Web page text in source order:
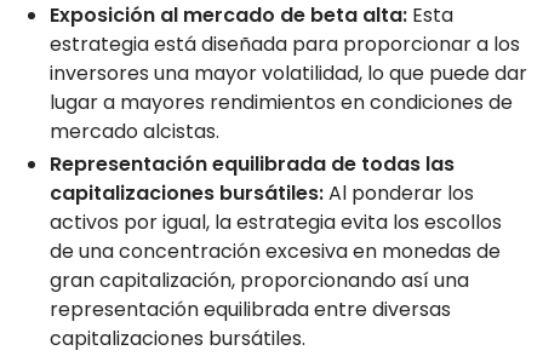
Exposición al mercado de beta alta: Esta
estrategia está diseñada para proporcionar a los
inversores una mayor volatilidad, lo que puede dar
lugar a mayores rendimientos en condiciones de
mercado alcistas.
Representación equilibrada de todas las
capitalizaciones bursátiles:Al ponderar los
activos por igual, la estrategia evita los escollos
de una concentración excesiva en monedas de
gran capitalización, proporcionando así una
representación equilibrada entre diversas
capitalizaciones bursátiles.